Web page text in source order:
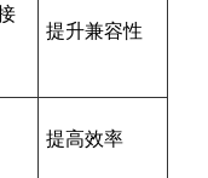
提升兼容性
提高效率